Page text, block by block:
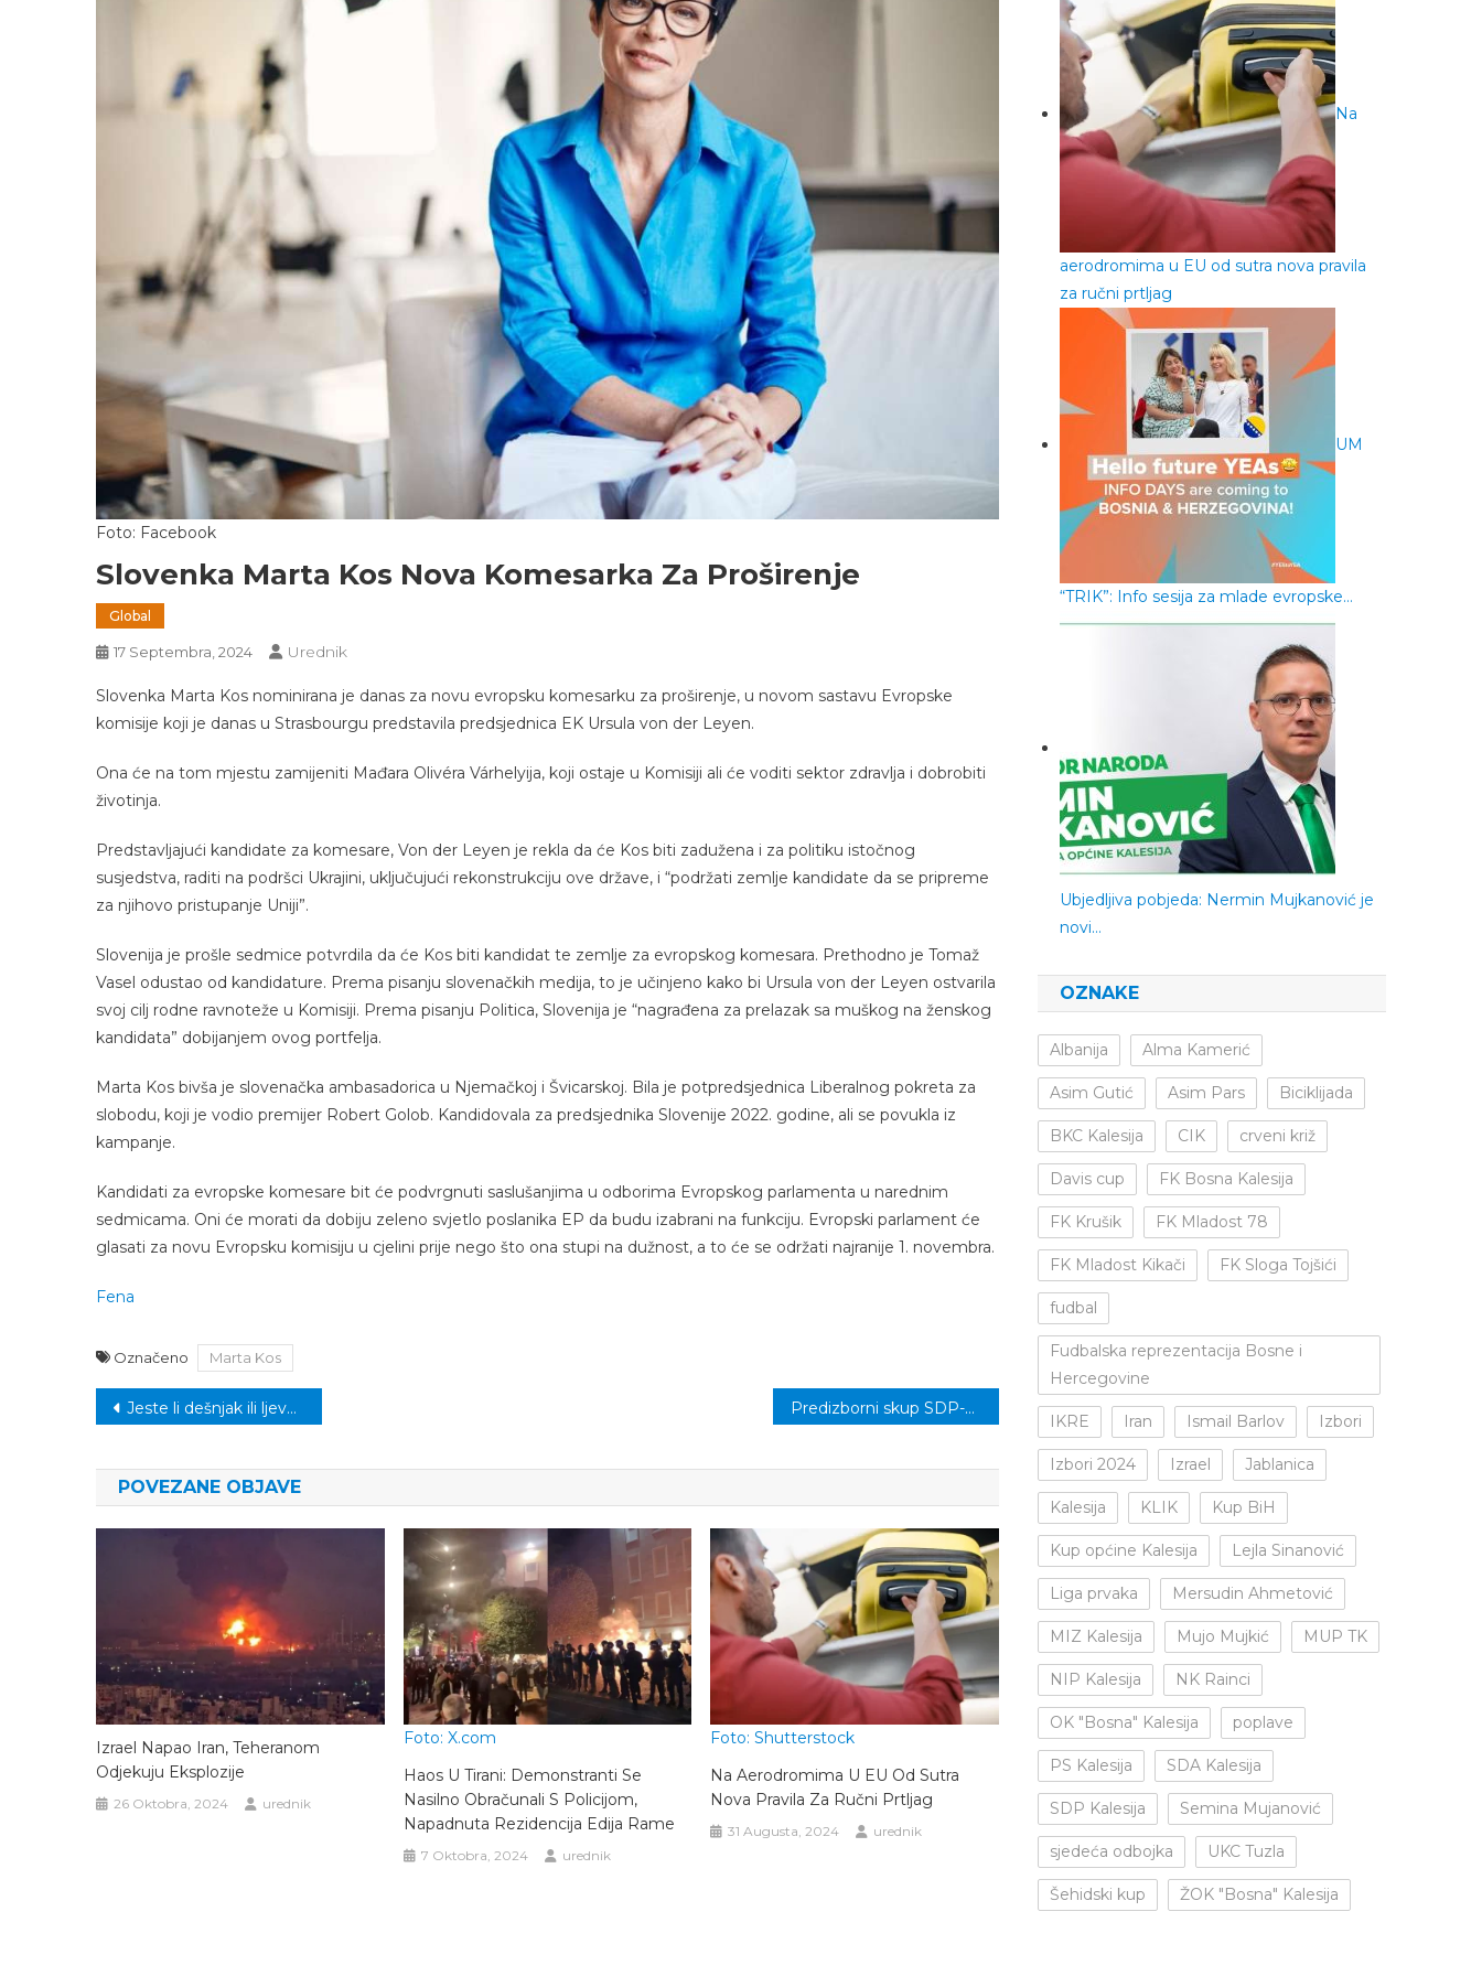
Foto: Facebook
Slovenka Marta Kos Nova Komesarka Za Proširenje
Global
17 Septembra, 2024 Urednik
Slovenka Marta Kos nominirana je danas za novu evropsku komesarku za proširenje, u novom sastavu Evropske
komisije koji je danas u Strasbourgu predstavila predsjednica EK Ursula von der Leyen.
Ona će na tom mjestu zamijeniti Mađara Olivéra Várhelyija, koji ostaje u Komisiji ali će voditi sektor zdravlja i dobrobiti
životinja.
Predstavljajući kandidate za komesare, Von der Leyen je rekla da će Kos biti zadužena i za politiku istočnog
susjedstva, raditi na podršci Ukrajini, uključujući rekonstrukciju ove države, i “podržati zemlje kandidate da se pripreme
za njihovo pristupanje Uniji”.
Slovenija je prošle sedmice potvrdila da će Kos biti kandidat te zemlje za evropskog komesara. Prethodno je Tomaž
Vasel odustao od kandidature. Prema pisanju slovenačkih medija, to je učinjeno kako bi Ursula von der Leyen ostvarila
svoj cilj rodne ravnoteže u Komisiji. Prema pisanju Politica, Slovenija je “nagrađena za prelazak sa muškog na ženskog
kandidata” dobijanjem ovog portfelja.
Marta Kos bivša je slovenačka ambasadorica u Njemačkoj i Švicarskoj. Bila je potpredsjednica Liberalnog pokreta za
slobodu, koji je vodio premijer Robert Golob. Kandidovala za predsjednika Slovenije 2022. godine, ali se povukla iz
kampanje.
Kandidati za evropske komesare bit će podvrgnuti saslušanjima u odborima Evropskog parlamenta u narednim
sedmicama. Oni će morati da dobiju zeleno svjetlo poslanika EP da budu izabrani na funkciju. Evropski parlament će
glasati za novu Evropsku komisiju u cjelini prije nego što ona stupi na dužnost, a to će se održati najranije 1. novembra.
Fena
Označeno Marta Kos
Navigacija
Jeste li dešnjak ili ljevak, evo koji imaju brže refleske Predizborni skup SDP-a večeras u Jajićima
POVEZANE OBJAVE
Izrael Napao Iran, Teheranom
Odjekuju Eksplozije
26 Oktobra, 2024 urednik
Foto: X.com
Haos U Tirani: Demonstranti Se
Nasilno Obračunali S Policijom,
Napadnuta Rezidencija Edija Rame
7 Oktobra, 2024 urednik
Foto: Shutterstock
Na Aerodromima U EU Od Sutra
Nova Pravila Za Ručni Prtljag
31 Augusta, 2024 urednik
Na
aerodromima u EU od sutra nova pravila
za ručni prtljag
UM
“TRIK”: Info sesija za mlade evropske…
Ubjedljiva pobjeda: Nermin Mujkanović je
novi…
OZNAKE
Albanija Alma Kamerić
Asim Gutić Asim Pars Biciklijada
BKC Kalesija CIK crveni križ
Davis cup FK Bosna Kalesija
FK Krušik FK Mladost 78
FK Mladost Kikači FK Sloga Tojšići
fudbal
Fudbalska reprezentacija Bosne i
Hercegovine
IKRE Iran Ismail Barlov Izbori
Izbori 2024 Izrael Jablanica
Kalesija KLIK Kup BiH
Kup općine Kalesija Lejla Sinanović
Liga prvaka Mersudin Ahmetović
MIZ Kalesija Mujo Mujkić MUP TK
NIP Kalesija NK Rainci
OK "Bosna" Kalesija poplave
PS Kalesija SDA Kalesija
SDP Kalesija Semina Mujanović
sjedeća odbojka UKC Tuzla
Šehidski kup ŽOK "Bosna" Kalesija